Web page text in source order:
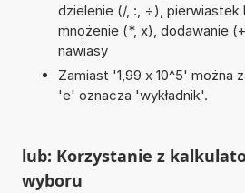
dzielenie (/, :, ÷), pierwiastek
mnożenie (*, x), dodawanie
nawiasy
Zamiast '1,99 x 10^5' można
'e' oznacza 'wykładnik'.
lub: Korzystanie z
wyboru